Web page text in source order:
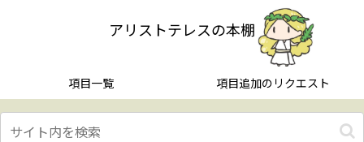
アリストテレスの本棚
項目一覧 項目追加のリクエスト